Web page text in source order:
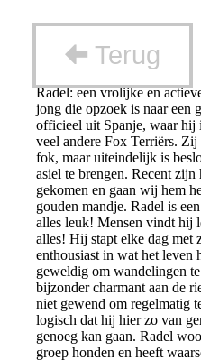
Terug
Radel: een vrolijke en
jong die opzoek is naar een
officieel uit Spanje, waar hij
veel andere Fox Terriërs.
fok, maar uiteindelijk is
asiel te brengen. Recent
gekomen en gaan wij hem
gouden mandje. Radel is
alles leuk! Mensen vindt hij
alles! Hij stapt elke dag met
enthousiast in wat het leven
geweldig om wandelingen
bijzonder charmant aan de
niet gewend om regelmatig
logisch dat hij hier zo van
genoeg kan gaan. Radel
groep honden en heeft